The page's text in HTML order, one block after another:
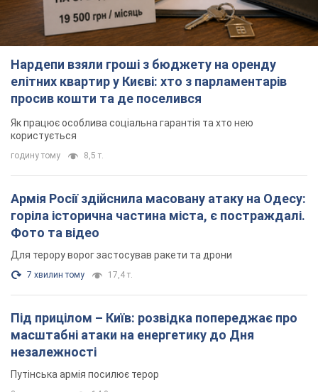
Нардепи взяли гроші з бюджету на оренду
елітних квартир у Києві: хто з парламентарів
просив кошти та де поселився
Як працює особлива соціальна гарантія та хто нею
користується
годину тому 8,5 т.
Армія Росії здійснила масовану атаку на Одесу:
горіла історична частина міста, є постраждалі.
Фото та відео
Для терору ворог застосував ракети та дрони
7 хвилин тому 17,4 т.
Під прицілом – Київ: розвідка попереджає про
масштабні атаки на енергетику до Дня
незалежності
Путінська армія посилює терор